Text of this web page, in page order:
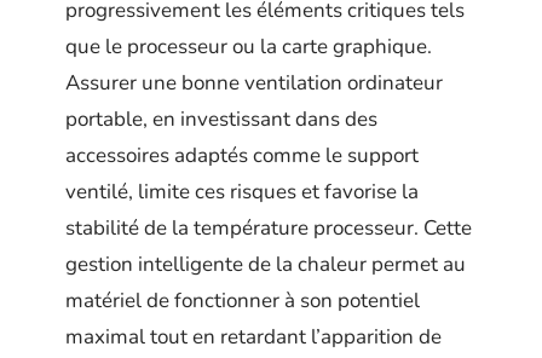
progressivement les éléments critiques tels
que le processeur ou la carte graphique.
Assurer une bonne ventilation ordinateur
portable, en investissant dans des
accessoires adaptés comme le support
ventilé, limite ces risques et favorise la
stabilité de la température processeur. Cette
gestion intelligente de la chaleur permet au
matériel de fonctionner à son potentiel
maximal tout en retardant l’apparition de